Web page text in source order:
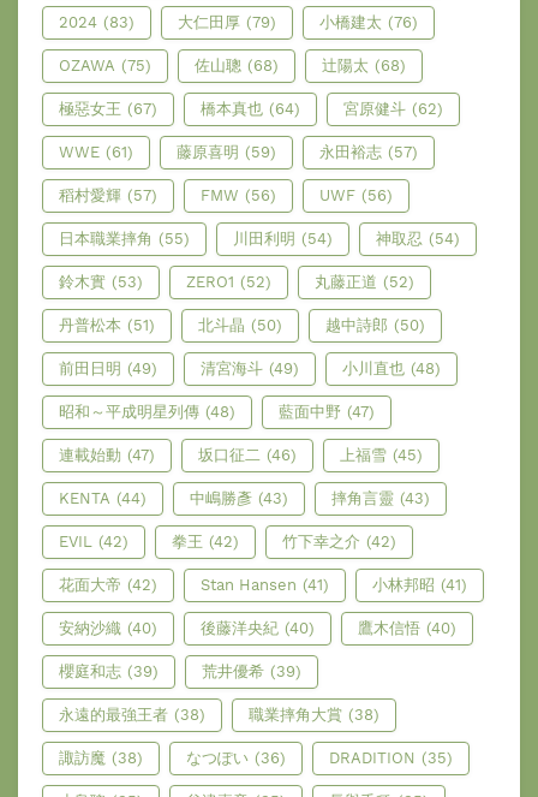
2024 (83) 大仁田厚 (79) 小橋建太 (76)
OZAWA (75) 佐山聰 (68) 辻陽太 (68)
極惡女王 (67) 橋本真也 (64) 宮原健斗 (62)
WWE (61) 藤原喜明 (59) 永田裕志 (57)
稻村愛輝 (57) FMW (56) UWF (56)
日本職業摔角 (55) 川田利明 (54) 神取忍 (54)
鈴木實 (53) ZERO1 (52) 丸藤正道 (52)
丹普松本 (51) 北斗晶 (50) 越中詩郎 (50)
前田日明 (49) 清宮海斗 (49) 小川直也 (48)
昭和～平成明星列傳 (48) 藍面中野 (47)
連載始動 (47) 坂口征二 (46) 上福雪 (45)
KENTA (44) 中嶋勝彥 (43) 摔角言靈 (43)
EVIL (42) 拳王 (42) 竹下幸之介 (42)
花面大帝 (42) Stan Hansen (41) 小林邦昭 (41)
安納沙織 (40) 後藤洋央紀 (40) 鷹木信悟 (40)
櫻庭和志 (39) 荒井優希 (39)
永遠的最強王者 (38) 職業摔角大賞 (38)
諏訪魔 (38) なつぽい (36) DRADITION (35)